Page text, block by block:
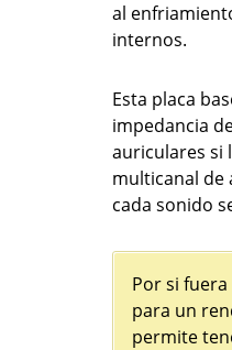
al
internos.
Esta placa
impedancia
auriculares si
multicanal de
cada sonido
Por si
para un
permite